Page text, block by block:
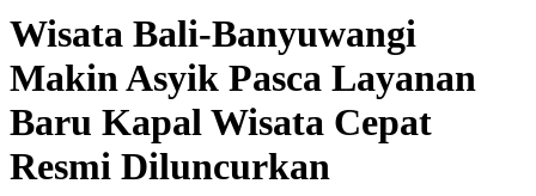
Wisata Bali-Banyuwangi
Makin Asyik Pasca Layanan
Baru Kapal Wisata Cepat
Resmi Diluncurkan